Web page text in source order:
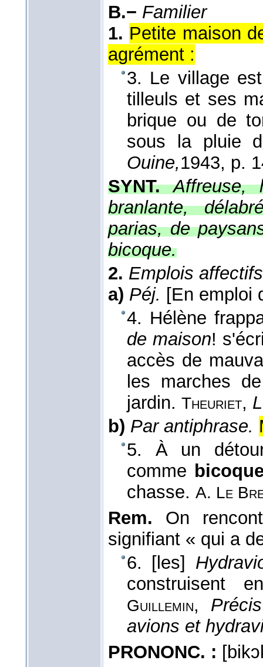
B.− Familier
1. Petite maison
agrément :
3. Le village
tilleuls et ses
brique ou de
sous la pluie
Ouine,1943, p.
SYNT.Affreuse,
branlante,
parias, de
bicoque.
2. Emplois affectifs
a) Péj. [En emploi
4. Hélène
de maison!
accès de
les marches
jardin. Theuriet,
b) Par antiphrase.
5. À un
comme
chasse. A. Le
Rem. On
signifiant « qui a
6. [les]
construisent
Guillemin,
avions et
PRONONC. :